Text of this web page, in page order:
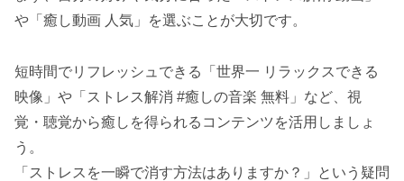
や「癒し動画 人気」を選ぶことが大切です。
短時間でリフレッシュできる「世界一 リラックスできる
映像」や「ストレス解消 #癒しの音楽 無料」など、視
覚・聴覚から癒しを得られるコンテンツを活用しましょ
う。
「ストレスを一瞬で消す方法はありますか？」という疑問